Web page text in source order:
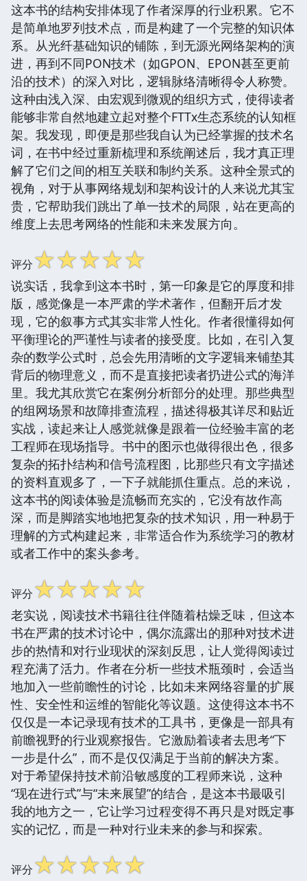
这本书的结构安排体现了作者深厚的行业积累。它不
是简单地罗列技术点，而是构建了一个完整的知识体
系。从光纤基础知识的铺陈，到无源光网络架构的演
进，再到不同PON技术（如GPON、EPON甚至更前
沿的技术）的深入对比，逻辑脉络清晰得令人称赞。
这种由浅入深、由宏观到微观的组织方式，使得读者
能够非常自然地建立起对整个FTTx生态系统的认知框
架。我发现，即便是那些我自认为已经掌握的技术名
词，在书中经过重新梳理和系统阐述后，我才真正理
解了它们之间的相互关联和制约关系。这种全景式的
视角，对于从事网络规划和架构设计的人来说尤其宝
贵，它帮助我们跳出了单一技术的局限，站在更高的
维度上去思考网络的性能和未来发展方向。
评分☆☆☆☆☆
说实话，我拿到这本书时，第一印象是它的厚度和排
版，感觉像是一本严肃的学术著作，但翻开后才发
现，它的叙事方式其实非常人性化。作者很懂得如何
平衡理论的严谨性与读者的接受度。比如，在引入复
杂的数学公式时，总会先用清晰的文字逻辑来铺垫其
背后的物理意义，而不是直接把读者扔进公式的海洋
里。我尤其欣赏它在案例分析部分的处理。那些典型
的组网场景和故障排查流程，描述得极其详尽和贴近
实战，读起来让人感觉就像是跟着一位经验丰富的老
工程师在现场指导。书中的图示也做得很出色，很多
复杂的拓扑结构和信号流程图，比那些只有文字描述
的资料直观多了，一下子就能抓住重点。总的来说，
这本书的阅读体验是流畅而充实的，它没有故作高
深，而是脚踏实地地把复杂的技术知识，用一种易于
理解的方式构建起来，非常适合作为系统学习的教材
或者工作中的案头参考。
评分☆☆☆☆☆
老实说，阅读技术书籍往往伴随着枯燥乏味，但这本
书在严肃的技术讨论中，偶尔流露出的那种对技术进
步的热情和对行业现状的深刻反思，让人觉得阅读过
程充满了活力。作者在分析一些技术瓶颈时，会适当
地加入一些前瞻性的讨论，比如未来网络容量的扩展
性、安全性和运维的智能化等议题。这使得这本书不
仅仅是一本记录现有技术的工具书，更像是一部具有
前瞻视野的行业观察报告。它激励着读者去思考“下
一步是什么”，而不是仅仅满足于当前的解决方案。
对于希望保持技术前沿敏感度的工程师来说，这种
“现在进行式”与“未来展望”的结合，是这本书最吸引
我的地方之一，它让学习过程变得不再只是对既定事
实的记忆，而是一种对行业未来的参与和探索。
评分☆☆☆☆☆